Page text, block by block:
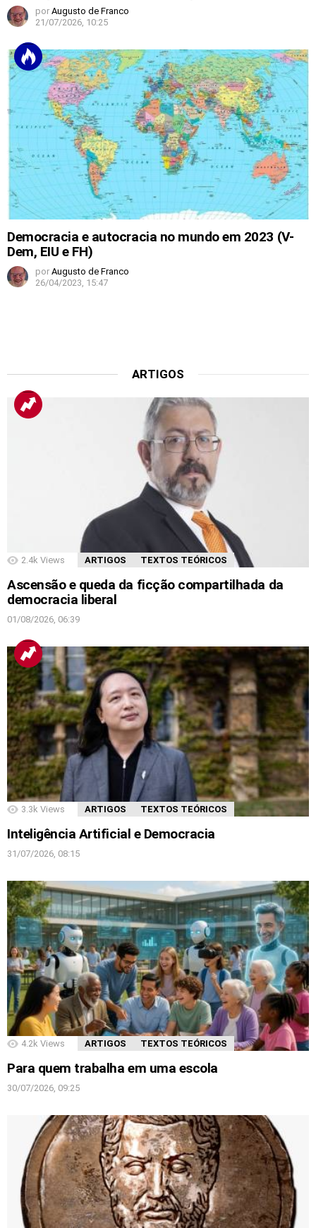
por Augusto de Franco
21/07/2026, 10:25
Democracia e autocracia no mundo em 2023 (V-
Dem, EIU e FH)
por Augusto de Franco
26/04/2023, 15:47
ARTIGOS
2.4k Views ARTIGOS TEXTOS TEÓRICOS
Ascensão e queda da ficção compartilhada da
democracia liberal
01/08/2026, 06:39
3.3k Views ARTIGOS TEXTOS TEÓRICOS
Inteligência Artificial e Democracia
31/07/2026, 08:15
4.2k Views ARTIGOS TEXTOS TEÓRICOS
Para quem trabalha em uma escola
30/07/2026, 09:25